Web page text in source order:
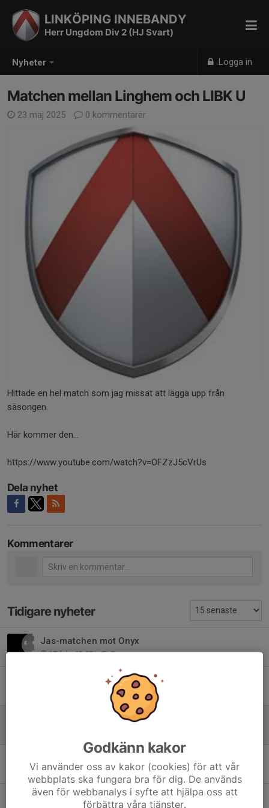
Nyheter Logga in
LINKÖPING INNEBANDY
Herr Ungdom Div 2 (HJ Svart)
Matchen mellan Linghem och LIBK U
23 maj 2025 0 kommentarer
Hittade en hel match som jag missat att lägga upp från
säsongen.
Här kommer den...
https://www.youtube.com/watch?v=OFZzJ5cVrUs
Dela nyhet
Kommentarer
Tidigare nyheter
Jas-matchen mot Onyx
15 feb, 10:19 0
Lite filmer från Örebro
0
Matchen mellan Linghem och LIBK U
16 feb 2025 1
Video från matchen mot Åby i H2
Godkänn kakor
Vi använder oss av kakor (cookies) för att vår
webbplats ska fungera bra för dig. De används
även för webbanalys i syfte att hjälpa oss att
förbättra våra tjänster.